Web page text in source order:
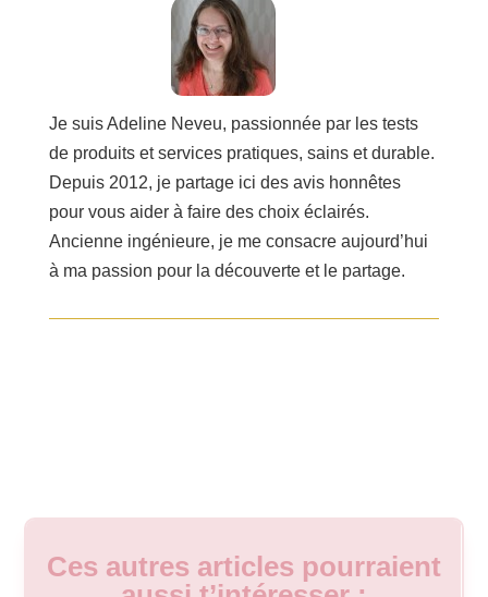
Je suis Adeline Neveu, passionnée par les tests
de produits et services pratiques, sains et durable.
Depuis 2012, je partage ici des avis honnêtes
pour vous aider à faire des choix éclairés.
Ancienne ingénieure, je me consacre aujourd’hui
à ma passion pour la découverte et le partage.
Ces autres articles pourraient